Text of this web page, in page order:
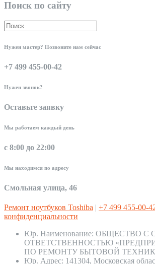
Поиск по сайту
Нужен мастер? Позвоните нам сейчас
+7 499 455-00-42
Нужен звонок?
Оставьте заявку
Мы работаем каждый день
с 8:00 до 22:00
Мы находимся по адресу
Смольная улица, 46
Ремонт ноутбуков Toshiba | +7 499 455-00-
конфиденциальности
Юр. Наименование: ОБЩЕСТВО С
ОТВЕТСТВЕННОСТЬЮ
ПО РЕМОНТУ БЫТОВОЙ
Юр. Адрес: 141304, Московская